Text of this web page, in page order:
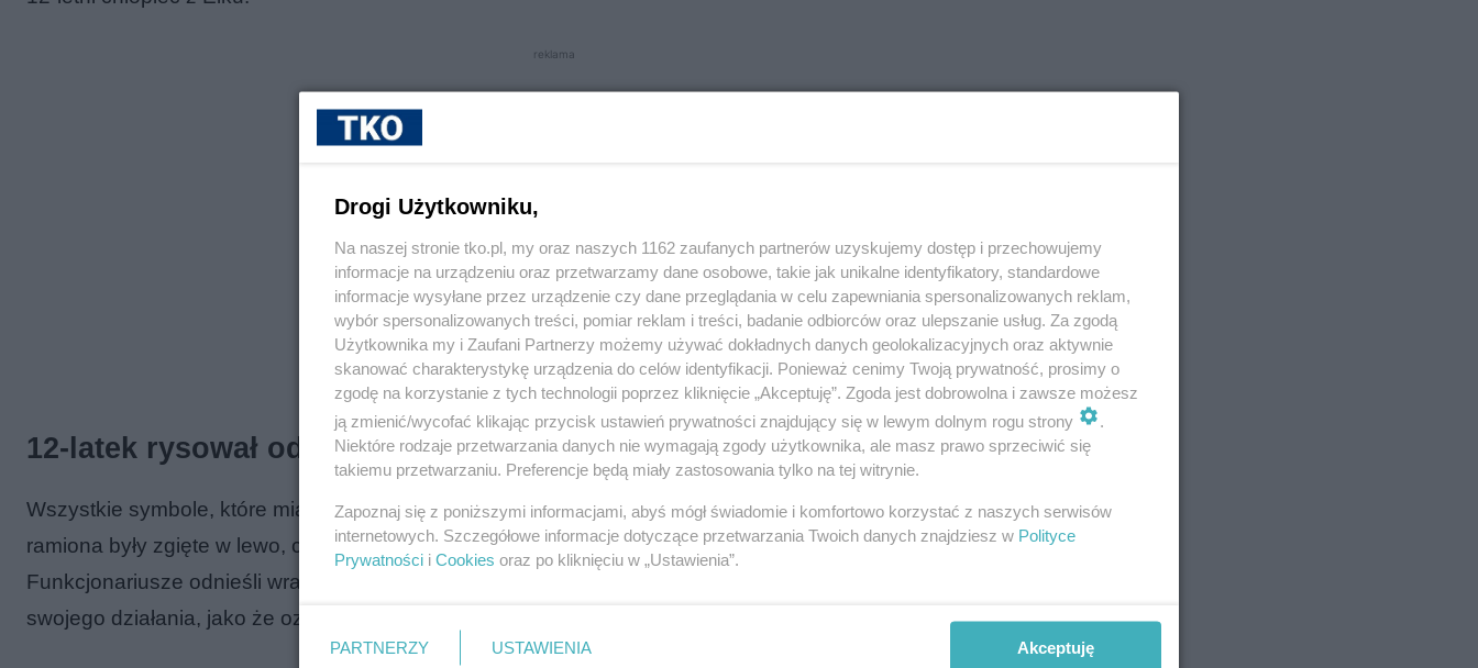
reklama
12-latek rysował odwrotne swastyki
Wszystkie symbole, które miał narysować chłopiec, w rzeczywistości wykazywały kształt swastyki, jednak ich
ramiona były zgięte w lewo, co jest zupełnym przeciwieństwem do swastyki kojarzonej z nazistami.
Funkcjonariusze odnieśli wrażenie, że chłopczyk po prostu bawił się markerem i mało interesował się skutkami
swojego działania, jako że oznaczenia te uważał za niegroźne.
Drogi Użytkowniku,
Na naszej stronie tko.pl, my oraz naszych 1162 zaufanych partnerów uzyskujemy dostęp i przechowujemy
informacje na urządzeniu oraz przetwarzamy dane osobowe, takie jak unikalne identyfikatory, standardowe
informacje wysyłane przez urządzenie czy dane przeglądania w celu zapewniania spersonalizowanych reklam,
wybór spersonalizowanych treści, pomiar reklam i treści, badanie odbiorców oraz ulepszanie usług. Za zgodą
Użytkownika my i Zaufani Partnerzy możemy używać dokładnych danych geolokalizacyjnych oraz aktywnie
skanować charakterystykę urządzenia do celów identyfikacji. Ponieważ cenimy Twoją prywatność, prosimy o
zgodę na korzystanie z tych technologii poprzez kliknięcie „Akceptuję”. Zgoda jest dobrowolna i zawsze możesz
ją zmienić/wycofać klikając przycisk ustawień prywatności znajdujący się w lewym dolnym rogu strony
.
Niektóre rodzaje przetwarzania danych nie wymagają zgody użytkownika, ale masz prawo sprzeciwić się
takiemu przetwarzaniu. Preferencje będą miały zastosowania tylko na tej witrynie.
Zapoznaj się z poniższymi informacjami, abyś mógł świadomie i komfortowo korzystać z naszych serwisów
internetowych. Szczegółowe informacje dotyczące przetwarzania Twoich danych znajdziesz w Polityce
Prywatności i Cookies oraz po kliknięciu w „Ustawienia”.
PARTNERZY USTAWIENIA Akceptuję